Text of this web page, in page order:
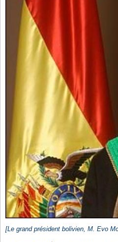
[Le grand président bolivien, M. Evo